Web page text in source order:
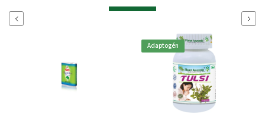
Naspäť Ďalej
Adaptogén